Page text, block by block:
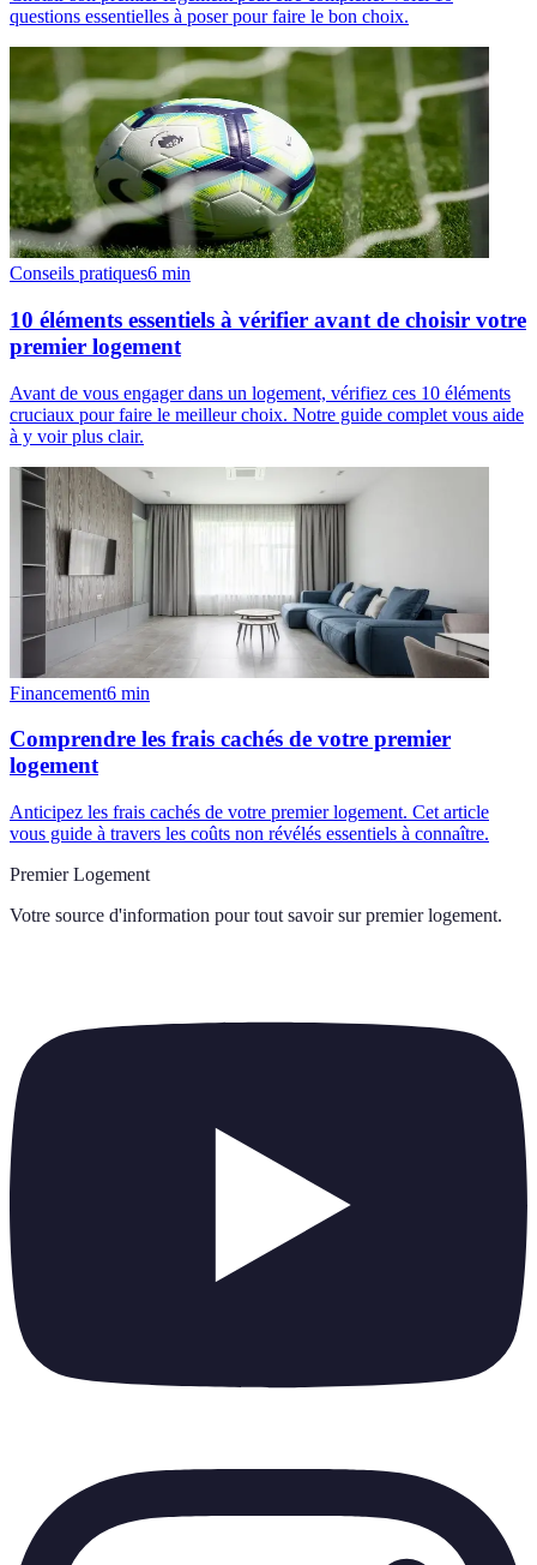
questions essentielles à poser pour faire le bon choix.
Conseils pratiques6 min
10 éléments essentiels à vérifier avant de choisir votre
premier logement
Avant de vous engager dans un logement, vérifiez ces 10 éléments
cruciaux pour faire le meilleur choix. Notre guide complet vous aide
à y voir plus clair.
Financement6 min
Comprendre les frais cachés de votre premier
logement
Anticipez les frais cachés de votre premier logement. Cet article
vous guide à travers les coûts non révélés essentiels à connaître.
Premier Logement
Votre source d'information pour tout savoir sur premier logement.